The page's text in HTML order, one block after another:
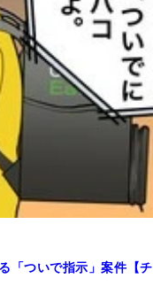
「ついで指示」案件【チ